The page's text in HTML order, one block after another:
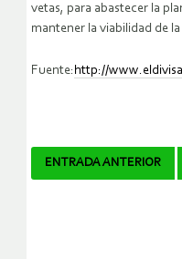
vetas, para abastecer la
mantener la viabilidad de
Fuente: http://
Navegador
ENTRADA ANTERIOR